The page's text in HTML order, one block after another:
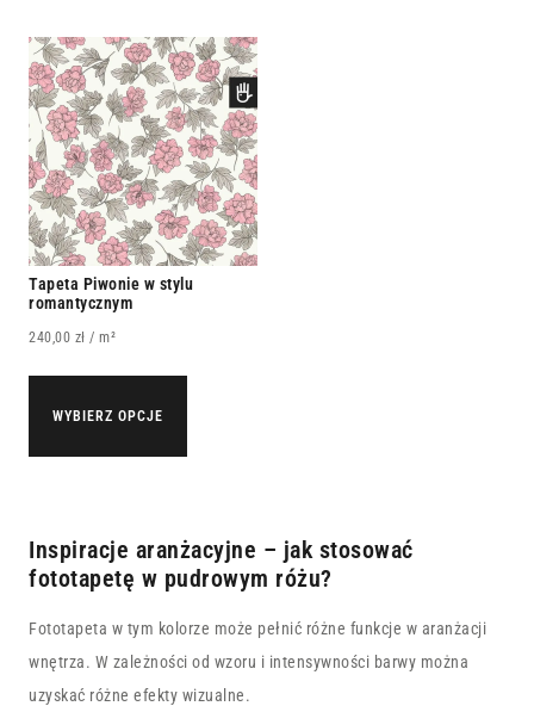
Tapeta Piwonie w stylu
romantycznym
240,00 zł / m²
WYBIERZ OPCJE
Inspiracje aranżacyjne – jak stosować
fototapetę w pudrowym różu?
Fototapeta w tym kolorze może pełnić różne funkcje w aranżacji
wnętrza. W zależności od wzoru i intensywności barwy można
uzyskać różne efekty wizualne.